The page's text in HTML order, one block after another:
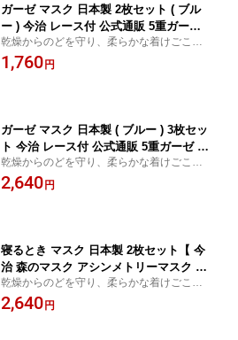
ガーゼ マスク 日本製 2枚セット ( ブル
ー ) 今治 レース付 公式通販 5重ガーゼ
2枚セット 薄め 洗って使える 【 夏用マ
スク 夏用 洗える 洗濯 風邪 乾燥 予防 対
乾燥からのどを守り、柔らかな着けごこち
にこだわった今治タオルのガーゼマスク 今
治 国産 マスク 保湿 安眠 日本製 綿100％ コ
1,760円
ガーゼ マスク 日本製 ( ブルー ) 3枚セッ
ト 今治 レース付 公式通販 5重ガーゼ 薄
め 洗って使える 【 夏用 夏用マスク 洗
える 洗濯 風邪 乾燥 予防 対策 吸水 保湿
乾燥からのどを守り、柔らかな着けごこち
にこだわった今治タオルのガーゼマスク 今
治 国産 マスク 保湿 安眠 日本製 綿100％ コ
2,640円
寝るとき マスク 日本製 2枚セット【 今
治 森のマスク アシンメトリーマスク 公
式通販 】おやすみマスク 立体 洗って使
える エコなマスク 森のタオル ガーゼ
乾燥からのどを守り、柔らかな着けごこち
にこだわった今治タオルのガーゼマスク 今
治 国産 マスク 保湿 安眠 日本製 綿100％ コ
2,640円